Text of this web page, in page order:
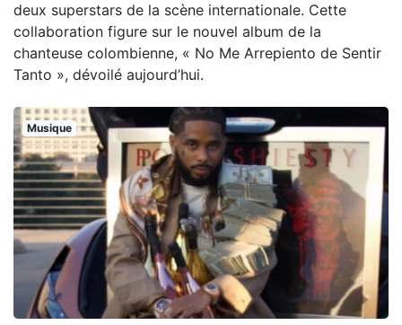
deux superstars de la scène internationale. Cette
collaboration figure sur le nouvel album de la
chanteuse colombienne, « No Me Arrepiento de Sentir
Tanto », dévoilé aujourd’hui.
Musique